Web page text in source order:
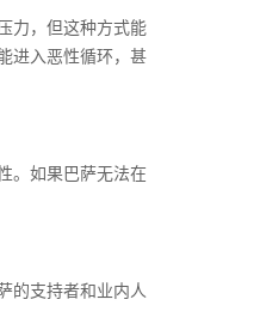
力，但这种方式能
进入恶性循环，甚
。如果巴萨无法在
的支持者和业内人